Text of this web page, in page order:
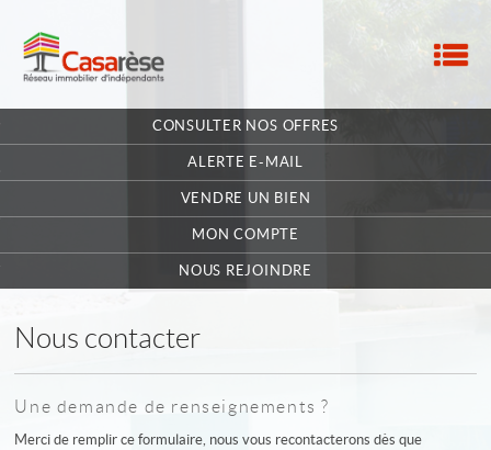
NOTRE RÉSEAU
MA SÉLECTION 0
CONSULTER NOS OFFRES
ALERTE E-MAIL
VENDRE UN BIEN
MON COMPTE
NOUS REJOINDRE
Nous contacter
Une demande de renseignements ?
Merci de remplir ce formulaire, nous vous recontacterons dès que